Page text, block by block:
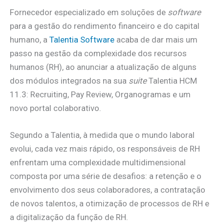
Fornecedor especializado em soluções de software
para a gestão do rendimento financeiro e do capital
humano, a Talentia Software acaba de dar mais um
passo na gestão da complexidade dos recursos
humanos (RH), ao anunciar a atualização de alguns
dos módulos integrados na sua suiteTalentia HCM
11.3: Recruiting, Pay Review, Organogramas e um
novo portal colaborativo.
Segundo a Talentia, à medida que o mundo laboral
evolui, cada vez mais rápido, os responsáveis de RH
enfrentam uma complexidade multidimensional
composta por uma série de desafios: a retenção e o
envolvimento dos seus colaboradores, a contratação
de novos talentos, a otimização de processos de RH e
a digitalização da função de RH.